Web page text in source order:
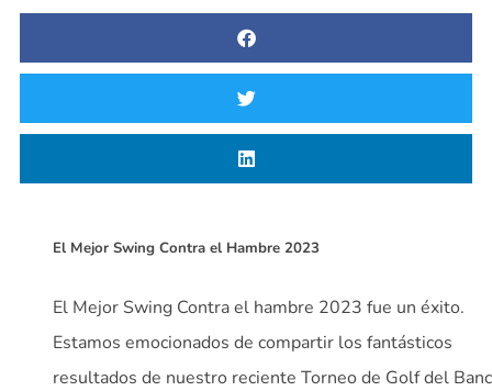
El Mejor Swing Contra el Hambre 2023
El Mejor Swing Contra el hambre 2023 fue un éxito.
Estamos emocionados de compartir los fantásticos
resultados de nuestro reciente Torneo de Golf del